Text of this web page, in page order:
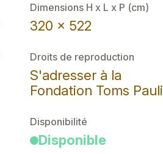
Dimensions H x L x P (cm)
320 x 522
Droits de reproduction
S'adresser à la
Fondation Toms Pauli
Disponibilité
Disponible